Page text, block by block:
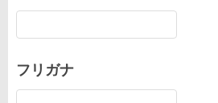
フリガナ